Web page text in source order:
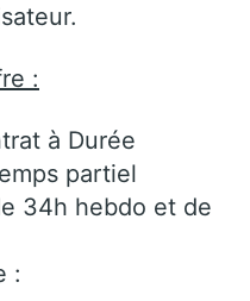
:
à Durée
partiel
34h hebdo et de
: